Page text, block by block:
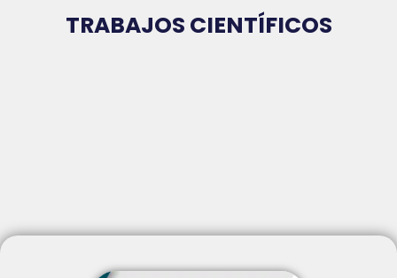
TRABAJOS CIENTÍFICOS